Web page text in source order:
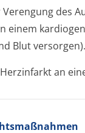
Verengung des
einem
Blut versorgen).
an